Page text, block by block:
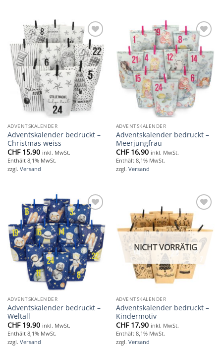
Add to
wishlist
ADVENTSKALENDER
Adventskalender bedruckt –
Christmas weiss
CHF15,90 inkl. MwSt.
Enthält 8,1% MwSt.
zzgl. Versand
Add to
wishlist
ADVENTSKALENDER
Adventskalender bedruckt –
Meerjungfrau
CHF16,90 inkl. MwSt.
Enthält 8,1% MwSt.
zzgl. Versand
Add to
wishlist
ADVENTSKALENDER
Adventskalender bedruckt –
Weltall
CHF19,90 inkl. MwSt.
Enthält 8,1% MwSt.
zzgl. Versand
Add to
wishlist
NICHT VORRÄTIG
ADVENTSKALENDER
Adventskalender bedruckt –
Kindermotiv
CHF17,90 inkl. MwSt.
Enthält 8,1% MwSt.
zzgl. Versand